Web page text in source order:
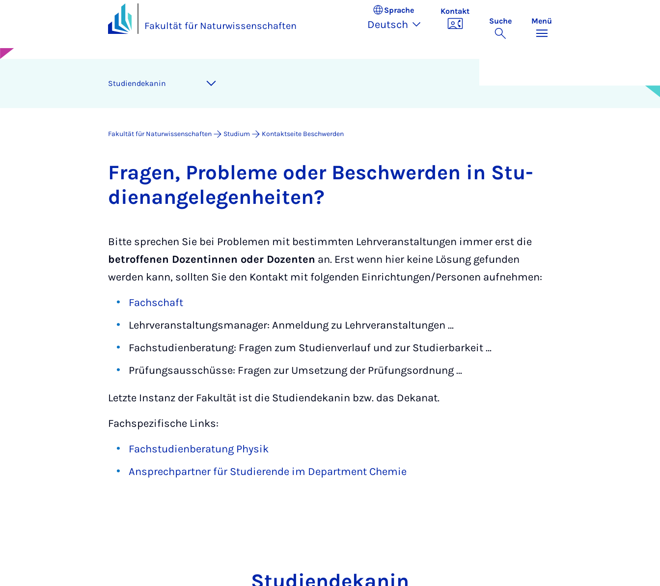
Fakultät für Naturwissenschaften
Sprache
Deutsch
Kontakt
Suche
Menü
Stu­di­en­de­ka­nin
Fakultät für Naturwissenschaften Studium Kontaktseite Beschwerden
Fra­gen, Pro­ble­me oder Be­schwer­den in Stu­
di­en­an­ge­le­gen­hei­ten?
Bitte sprechen Sie bei Problemen mit bestimmten Lehrveranstaltungen immer erst die
betroffenen Dozentinnen oder Dozenten an. Erst wenn hier keine Lösung gefunden
werden kann, sollten Sie den Kontakt mit folgenden Einrichtungen/Personen aufnehmen:
Fachschaft
Lehrveranstaltungsmanager: Anmeldung zu Lehrveranstaltungen …
Fachstudienberatung: Fragen zum Studienverlauf und zur Studierbarkeit …
Prüfungsausschüsse: Fragen zur Umsetzung der Prüfungsordnung …
Letzte Instanz der Fakultät ist die Studiendekanin bzw. das Dekanat.
Fachspezifische Links:
Fachstudienberatung Physik
Ansprechpartner für Studierende im Department Chemie
Stu­di­en­de­ka­nin